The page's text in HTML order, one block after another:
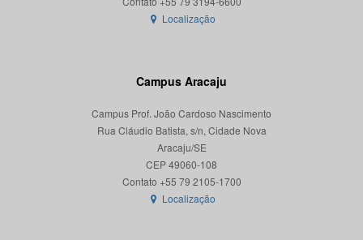
Localização
Campus Aracaju
Campus Prof. João Cardoso Nascimento
Rua Cláudio Batista, s/n, Cidade Nova
Aracaju/SE
CEP 49060-108
Localização